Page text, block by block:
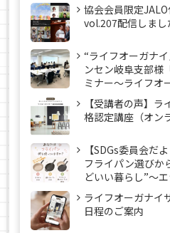
協会会員限定
vol.207配信しまし
“ライフオーガナ
ンセン岐阜支部様
ミナー～ライフオ
【受講者の声】
格認定講座（オン
【SDGs委員会だ
フライパン選びか
どいい暮らし”～
ライフオーガナイ
日程のご案内